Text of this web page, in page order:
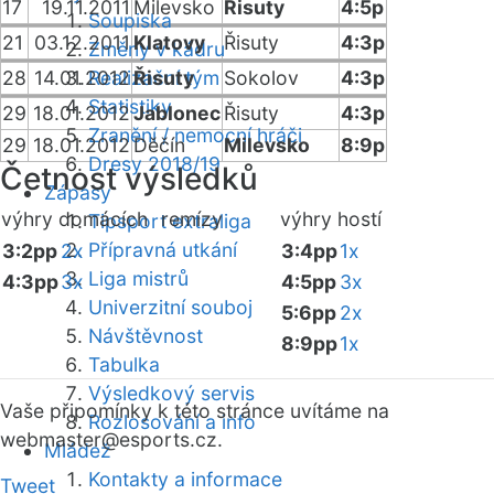
Soupiska
Změny v kádru
Realizační tým
Statistiky
Zranění / nemocní hráči
Dresy 2018/19
Zápasy
Tipsport extraliga
Přípravná utkání
Liga mistrů
Univerzitní souboj
Návštěvnost
Tabulka
Výsledkový servis
Rozlosování a info
Mládež
Kontakty a informace
17
19.11.2011 Milevsko Řisuty
4:5p
21
03.12.2011Klatovy Řisuty
4:3p
28 14.01.2012Řisuty Sokolov
4:3p
29 18.01.2012JablonecŘisuty
4:3p
29 18.01.2012Děčín Milevsko 8:9p
Četnost výsledků
výhry domácíchremízy výhry hostí
3:2pp2x
4:3pp3x
3:4pp1x
4:5pp3x
5:6pp2x
8:9pp1x
Vaše připomínky k této stránce uvítáme na
webmaster@esports.cz.
Tweet